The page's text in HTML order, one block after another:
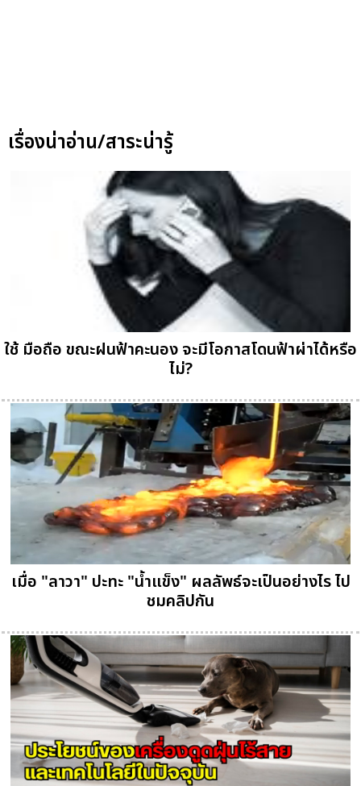
เรื่องน่าอ่าน/สาระน่ารู้
ใช้ มือถือ ขณะฝนฟ้าคะนอง จะมีโอกาสโดนฟ้าผ่าได้หรือ
ไม่?
เมื่อ "ลาวา" ปะทะ "น้ำแข็ง" ผลลัพธ์จะเป็นอย่างไร ไป
ชมคลิปกัน